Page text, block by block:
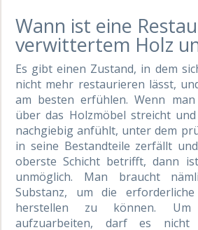
Wann ist eine
verwittertem Holz
Es gibt einen Zustand, in dem
nicht mehr restaurieren lässt,
am besten erfühlen. Wenn
über das Holzmöbel streicht
nachgiebig anfühlt, unter dem
in seine Bestandteile zerfällt
oberste Schicht betrifft, dann
unmöglich. Man braucht
Substanz, um die
herstellen zu können. Um
aufzuarbeiten, darf es nicht